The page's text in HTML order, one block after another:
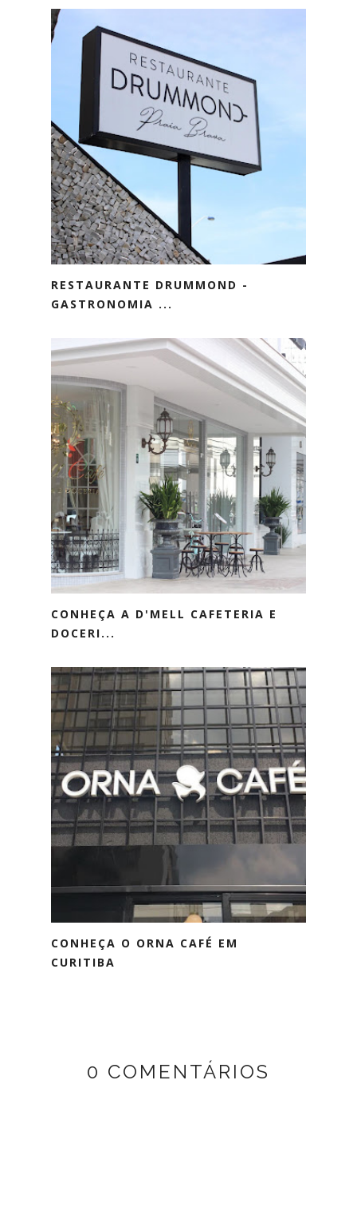
RESTAURANTE DRUMMOND -
GASTRONOMIA ...
CONHEÇA A D'MELL CAFETERIA E
DOCERI...
CONHEÇA O ORNA CAFÉ EM
CURITIBA
0 COMENTÁRIOS